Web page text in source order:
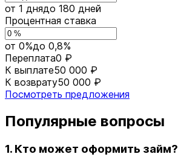
от 1 днядо 180 дней
Процентная ставка
от 0%до 0,8%
Переплата0 ₽
К выплате50 000 ₽
К возврату50 000 ₽
Посмотреть предложения
Популярные вопросы
1. Кто может оформить займ?